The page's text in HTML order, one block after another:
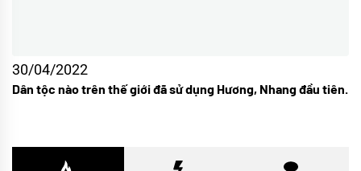
30/04/2022
Dân tộc nào trên thế giới đã sử dụng Hương, Nhang đầu tiên.